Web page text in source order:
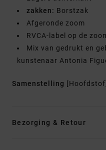
zakken: Borstzak
Afgeronde zoom
RVCA-label op de
Mix van gedrukt en
kunstenaar Antonia
Samenstelling
Bezorging & Retour